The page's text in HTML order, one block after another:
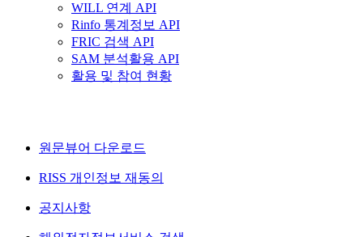
WILL 연계 API
Rinfo 통계정보 API
FRIC 검색 API
SAM 분석활용 API
활용 및 참여 현황
원문뷰어 다운로드
RISS 개인정보 재동의
공지사항